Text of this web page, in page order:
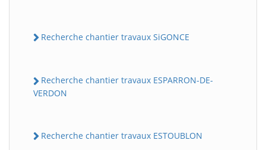
Recherche chantier travaux SiGONCE
Recherche chantier travaux ESPARRON-DE-
VERDON
Recherche chantier travaux ESTOUBLON